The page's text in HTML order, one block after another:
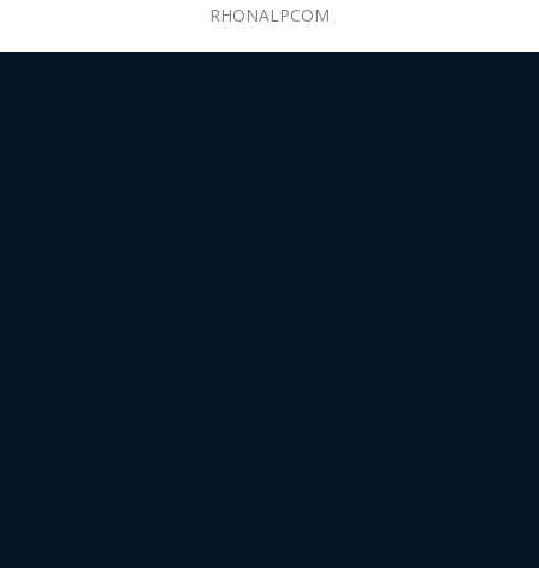
RHONALPCOM